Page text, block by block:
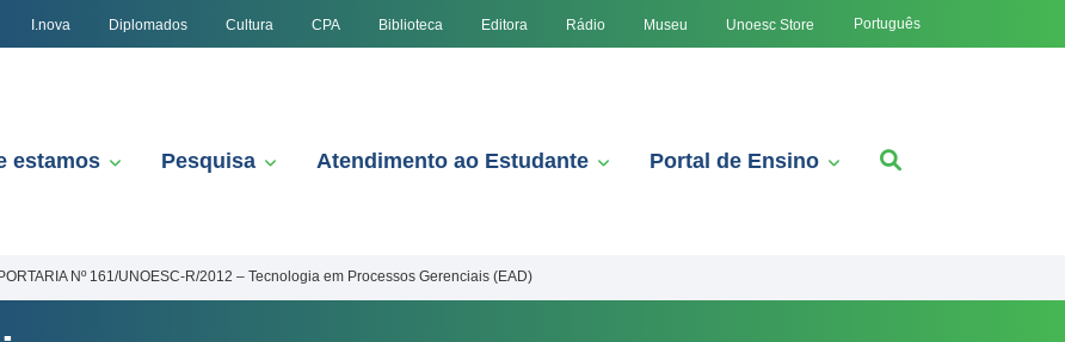
I.nova Diplomados Cultura CPA Biblioteca Editora Rádio Museu Unoesc Store Português
estamos Pesquisa Atendimento ao Estudante Portal de Ensino
PORTARIA Nº 161/UNOESC-R/2012 – Tecnologia em Processos Gerenciais (EAD)